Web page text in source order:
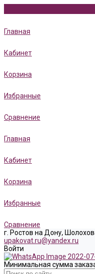
Главная
Кабинет
Корзина
Избранные
Сравнение
Главная
Кабинет
Корзина
Избранные
Сравнение
г. Ростов на Дону,
upakovat.ru@yandex.ru
Войти
Минимальная сумма